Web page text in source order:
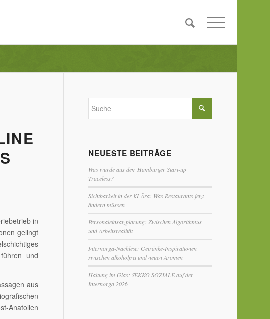
in
gelingt
und
aus
Anatolien
NEUESTE BEITRÄGE
Was wurde aus dem Hamburger Start-up
Traceless?
Sichtbarkeit in der KI-Ära: Was Restaurants jetzt
ändern müssen
Personaleinsatzplanung: Zwischen Algorithmus
und Arbeitsrealität
Internorga-Nachlese: Getränke-Inspirationen
zwischen alkoholfrei und neuen Aromen
Haltung im Glas: SEKKO SOZIALE auf der
Internorga 2026